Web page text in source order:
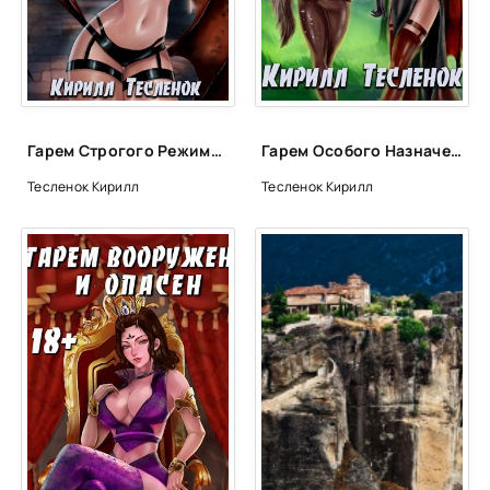
24mp3
25mp3
26mp3
30mp3
31mp3
32mp3
33mp3
34mp3
35mp3
36mp3
37mp3
Гарем Строгого Режима, том 3 - Кирилл Тесленок
Тесленок Кирилл
Гарем Особого Назначения, том 2 - Кирилл Тесленок
Тесленок Кирилл